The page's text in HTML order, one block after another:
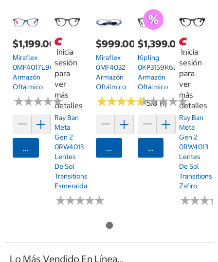
$1,199.00
Miraflex
0MF4017L90151
Armazón
Oftálmico
★★★★★
★★★★★
Agregar
Inicia
sesión
para
ver
más
detalles
Ray Ban
Meta
Gen 2
0RW4013
Lentes
De Sol
Transitions
Esmeralda
★★★★★
★★★★★
$999.00
Miraflex
0MF4032
Armazón
Oftálmico
★★★★★
★★★★★5.0 (1)
Agregar
$1,399.00
Kipling
0KP3159K635
Armazón
Oftálmico
★★★★★
★★★★★
Agregar
Inicia
sesión
para
ver
más
detalles
Ray Ban
Meta
Gen 2
0RW4013
Lentes
De Sol
Transitions
Zafiro
★★★
★★★
Lo Más Vendido En Línea...